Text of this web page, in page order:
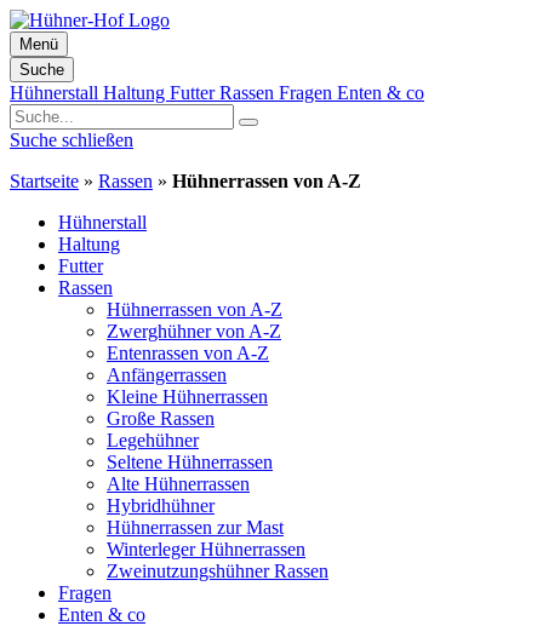
Menü
Suche
Zum
Inhalt
springen
Hühnerstall Haltung FutterRassen Fragen Enten & co
Suche schließen
Startseite » Rassen » Hühnerrassen von A-Z
Hühnerstall
Haltung
Futter
Rassen
Hühnerrassen von A-Z
Zwerghühner von A-Z
Entenrassen von A-Z
Anfängerrassen
Kleine Hühnerrassen
Große Rassen
Legehühner
Seltene Hühnerrassen
Alte Hühnerrassen
Hybridhühner
Hühnerrassen zur Mast
Winterleger Hühnerrassen
Zweinutzungshühner Rassen
Fragen
Enten & co